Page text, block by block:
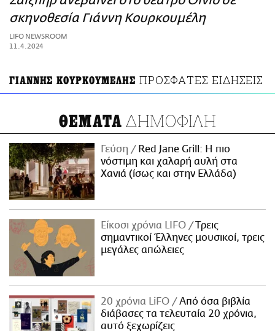
ΑΜΠΑ
PRINT
σκηνοθεσία Γιάννη Κουρκουμέλη
LIFO NEWSROOM
11.4.2024
ΓΙΑΝΝΗΣ ΚΟΥΡΚΟΥΜΕΛΗΣ ΠΡΟΣΦΑΤΕΣ ΕΙΔΗΣΕΙΣ
ΘΕΜΑΤΑ ΔΗΜΟΦΙΛΗ
Γεύση
Red Jane Grill: Η πιο
νόστιμη και χαλαρή αυλή στα
Χανιά (ίσως και στην Ελλάδα)
Είκοσι χρόνια LIFO
Tρεις
σημαντικοί Έλληνες μουσικοί, τρεις
μεγάλες απώλειες
20 χρόνια LiFO
Από όσα βιβλία
διάβασες τα τελευταία 20 χρόνια,
αυτό ξεχωρίζεις